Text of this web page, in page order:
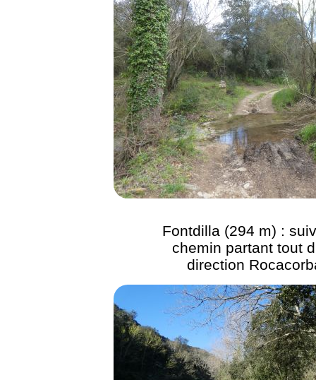
Fontdilla (294 m) :
chemin partant tout
direction